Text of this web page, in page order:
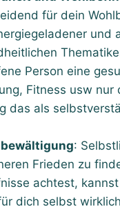
für dein
und
Person eine
Fitness usw
das als
:
Frieden zu
achtest,
dich selbst